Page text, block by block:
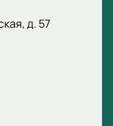
д. 57